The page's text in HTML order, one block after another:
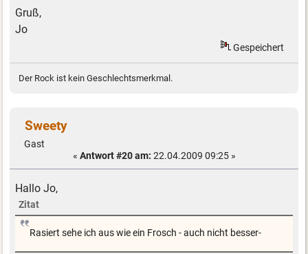
Gruß,
Jo
Gespeichert
Der Rock ist kein Geschlechtsmerkmal.
Sweety
Gast
« Antwort #20 am: 22.04.2009 09:25 »
Hallo Jo,
Zitat
Rasiert sehe ich aus wie ein Frosch - auch nicht besser-